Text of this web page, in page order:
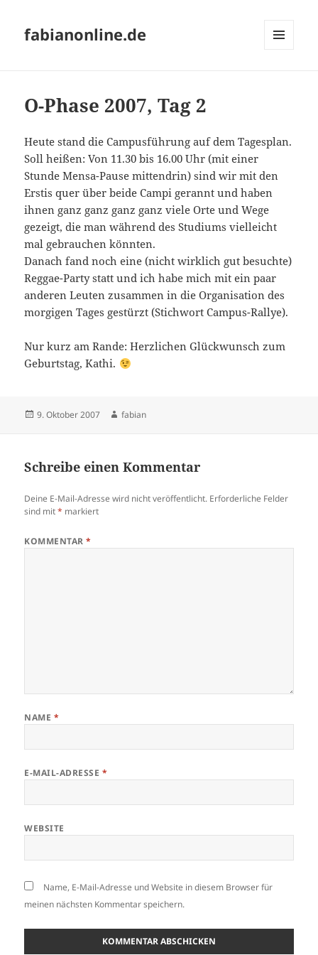
fabianonline.de
O-Phase 2007, Tag 2
Heute stand die Campusführung auf dem Tagesplan.
Soll heißen: Von 11.30 bis 16.00 Uhr (mit einer
Stunde Mensa-Pause mittendrin) sind wir mit den
Erstis quer über beide Campi gerannt und haben
ihnen ganz ganz ganz ganz viele Orte und Wege
gezeigt, die man während des Studiums vielleicht
mal gebrauchen könnten.
Danach fand noch eine (nicht wirklich gut besuchte)
Reggae-Party statt und ich habe mich mit ein paar
anderen Leuten zusammen in die Organisation des
morgigen Tages gestürzt (Stichwort Campus-Rallye).
Nur kurz am Rande: Herzlichen Glückwunsch zum
Geburtstag, Kathi.
Veröffentlicht
9. Oktober 2007 Autor
fabian
Schreibe einen Kommentar
Deine E-Mail-Adresse wird nicht veröffentlicht. Erforderliche Felder
sind mit* markiert
KOMMENTAR*
NAME *
E-MAIL-ADRESSE *
WEBSITE
Name, E-Mail-Adresse und Website in diesem Browser für
meinen nächsten Kommentar speichern.